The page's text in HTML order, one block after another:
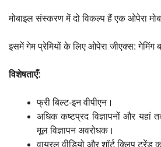
मोबाइल संस्करण में दो विकल्प हैं एक ओपेरा
इसमें गेम प्रेमियों के लिए ओपेरा जीएक्स: गेमिंग
विशेषताएँ:
फ्री बिल्ट-इन वीपीएन।
अधिक कष्टप्रद विज्ञापनों और यहां
मूल विज्ञापन अवरोधक।
वायरल वीडियो और शॉर्ट क्लिप ट्रेंड